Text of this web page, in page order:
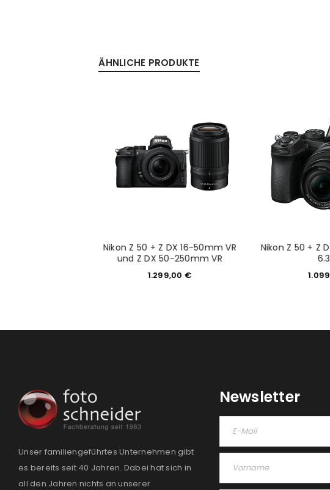
ÄHNLICHE PRODUKTE
Nikon Z 50 + Z DX 16-50mm VR
und Z DX 50-250mm VR
1.299,00 €
Nikon Z 50 + Z
Unser familiengeführtes Unternehmen gibt
es bereits seit 40 Jahren. Dabei hat sich in
all den Jahren nichts an unserer
Newsletter